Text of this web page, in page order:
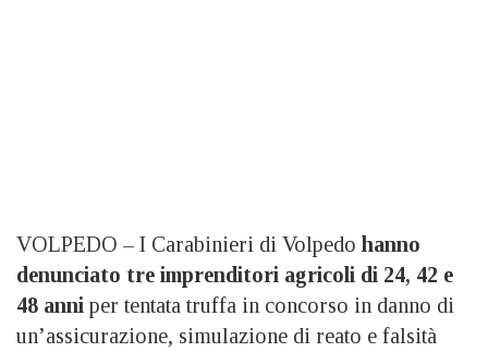
VOLPEDO – I Carabinieri di Volpedo hanno
denunciato tre imprenditori agricoli di 24, 42 e
48 anni per tentata truffa in concorso in danno di
un’assicurazione, simulazione di reato e falsità